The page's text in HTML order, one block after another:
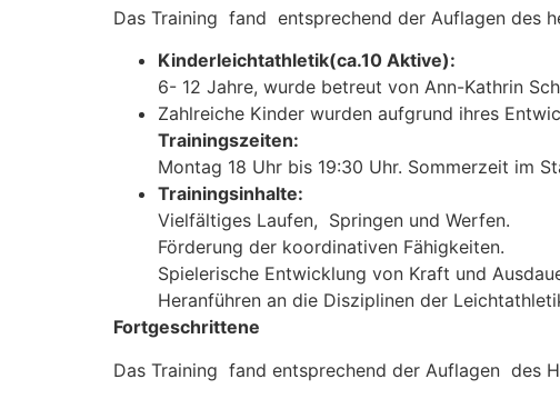
Das Training fand entsprechend der Auflagen des
Kinderleichtathletik(ca.10 Aktive):
6- 12 Jahre, wurde betreut von Ann-Kathrin
Zahlreiche Kinder wurden aufgrund ihres
Trainingszeiten:
Montag 18 Uhr bis 19:30 Uhr. Sommerzeit im
Trainingsinhalte:
Vielfältiges Laufen, Springen und Werfen.
Förderung der koordinativen Fähigkeiten.
Spielerische Entwicklung von Kraft und
Heranführen an die Disziplinen der
Fortgeschrittene
Das Training fand entsprechend der Auflagen des